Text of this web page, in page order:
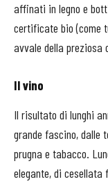
affinati in legno e
certificate bio (come
avvale della preziosa
Il vino
Il risultato di lunghi
grande fascino, dalle
prugna e tabacco.
elegante, di cesellata